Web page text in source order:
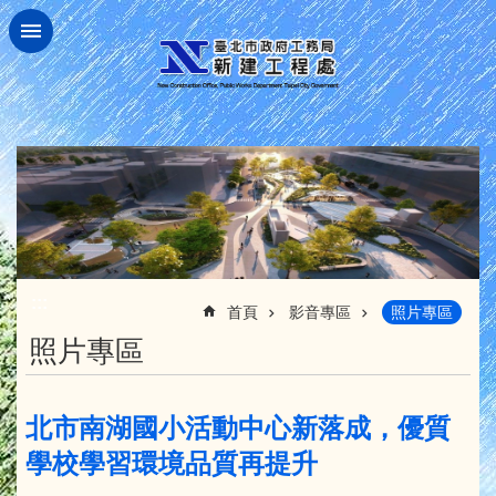
跳到主要內容區塊
首頁 影音專區 照片專區
照片專區
北市南湖國小活動中心新落成，優質
學校學習環境品質再提升